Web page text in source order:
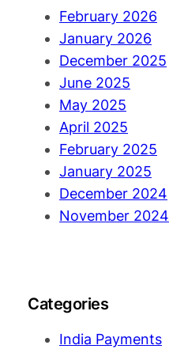
February 2026
January 2026
December 2025
June 2025
May 2025
April 2025
February 2025
January 2025
December 2024
November 2024
Categories
India Payments